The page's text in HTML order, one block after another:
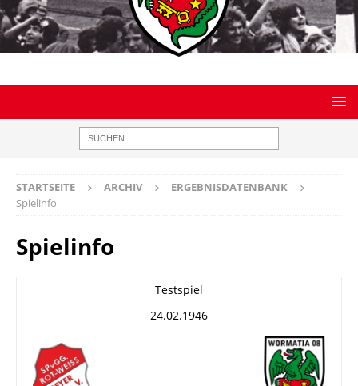
STARTSEITE ARCHIV
ERGEBNISDATENBANK
Spielinfo
Spielinfo
Testspiel
24.02.1946